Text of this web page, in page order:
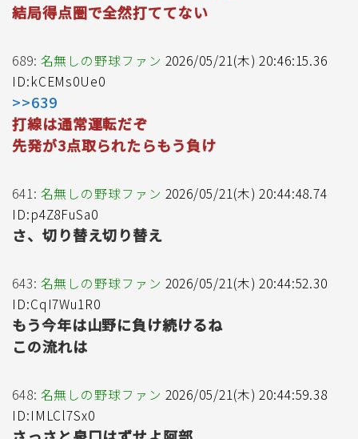
結局得点圏で全然打ててない
689: 名無しの野球ファン 2026/05/21(木) 20:46:15.36
ID:kCEMs0Ue0
>>639
打線は通常運転だぞ
先発が3点取られたらもう負け
641: 名無しの野球ファン 2026/05/21(木) 20:44:48.74
ID:p4Z8FuSa0
さ、切り替え切り替え
643: 名無しの野球ファン 2026/05/21(木) 20:44:52.30
ID:CqI7Wu1R0
もう今年は山野に負け続けるね
この流れは
648: 名無しの野球ファン 2026/05/21(木) 20:44:59.38
ID:IMLCl7Sx0